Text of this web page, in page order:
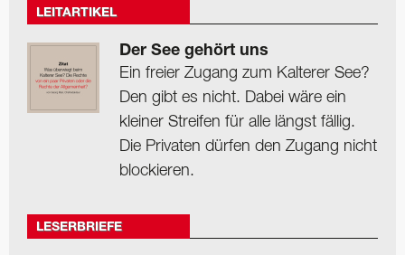
LEITARTIKEL
Der See gehört uns
Ein freier Zugang zum Kalterer See?
Den gibt es nicht. Dabei wäre ein
kleiner Streifen für alle längst fällig.
Die Privaten dürfen den Zugang nicht
blockieren.
LESERBRIEFE